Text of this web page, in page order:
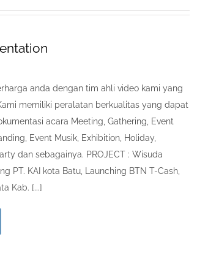
anda dengan tim ahli video kami yang
memiliki peralatan berkualitas yang dapat
acara Meeting, Gathering, Event
Event Musik, Exhibition, Holiday,
dan sebagainya. PROJECT : Wisuda
PT. KAI kota Batu, Launching BTN T-Cash,
Kab. [...]